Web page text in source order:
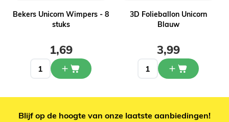
Bekers Unicorn Wimpers - 8
stuks
1,69
3D Folieballon Unicorn
Blauw
3,99
Blijf op de hoogte van onze laatste aanbiedingen!